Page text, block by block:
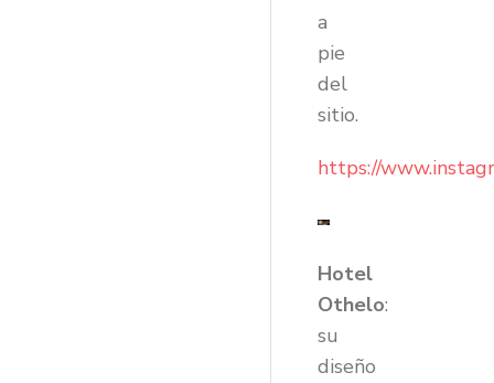
a
pie
del
sitio.
https://
Hotel
Othelo:
su
diseño